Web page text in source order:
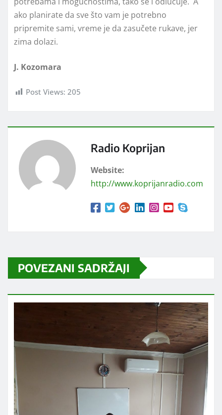
ako planirate da sve što vam je potrebno
pripremite sami, vreme je da zasučete rukave, jer
zima dolazi.
J. Kozomara
Post Views: 205
Radio Koprijan
Website:
http://www.koprijanradio.com
POVEZANI SADRŽAJI